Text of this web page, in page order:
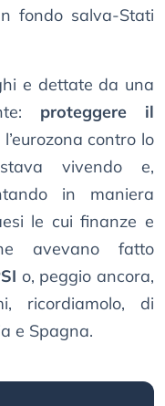
fondo salva-Stati
e dettate da una
proteggere il
contro lo
vivendo e,
in maniera
le cui finanze e
avevano fatto
o, peggio ancora,
ricordiamolo, di
e Spagna.